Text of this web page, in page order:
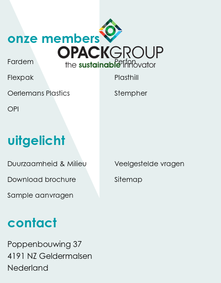
onze members
Fardem
Flexpak
Oerlemans Plastics
OPI
Perfon
Plasthill
Stempher
uitgelicht
Duurzaamheid & Milieu
Download brochure(opent
tabblad)
Sample aanvragen
Veelgestelde vragen
Sitemap
contact
Poppenbouwing 37
4191 NZ Geldermalsen
Nederland